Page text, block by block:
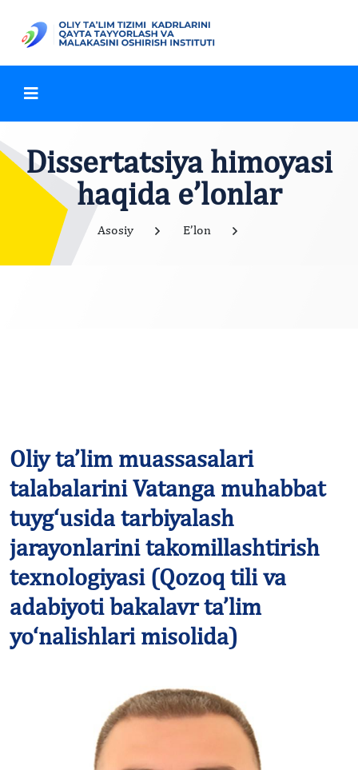
Dissertatsiya himoyasi
haqida e’lonlar
Asosiy E’lon
Oliy ta’lim muassasalari
talabalarini Vatanga muhabbat
tuyg‘usida tarbiyalash
jarayonlarini takomillashtirish
texnologiyasi (Qozoq tili va
adabiyoti bakalavr ta’lim
yo‘nalishlari misolida)